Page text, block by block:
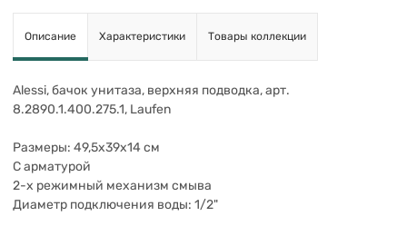
Описание Характеристики Товары коллекции
Alessi, бачок унитаза, верхняя подводка, арт.
8.2890.1.400.275.1, Laufen
Размеры: 49,5х39х14 см
С арматурой
2-х режимный механизм смыва
Диаметр подключения воды: 1/2"